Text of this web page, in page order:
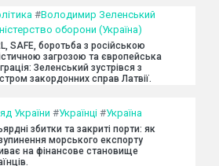
#Володимир Зеленський
оборони (Україна)
SAFE, боротьба з російською
загрозою та європейська
Зеленський зустрівся з
закордонних справ Латвії.
України #Українці #Україна
збитки та закриті порти: як
морського експорту
на фінансове становище